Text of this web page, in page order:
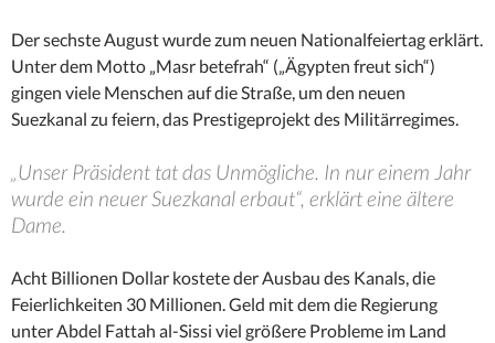
Der sechste August wurde zum neuen Nationalfeiertag erklärt.
Unter dem Motto „Masr betefrah“ („Ägypten freut sich“)
gingen viele Menschen auf die Straße, um den neuen
Suezkanal zu feiern, das Prestigeprojekt des Militärregimes.
„Unser Präsident tat das Unmögliche. In nur einem Jahr
wurde ein neuer Suezkanal erbaut“, erklärt eine ältere
Dame.
Acht Billionen Dollar kostete der Ausbau des Kanals, die
Feierlichkeiten 30 Millionen. Geld mit dem die Regierung
unter Abdel Fattah al-Sissi viel größere Probleme im Land